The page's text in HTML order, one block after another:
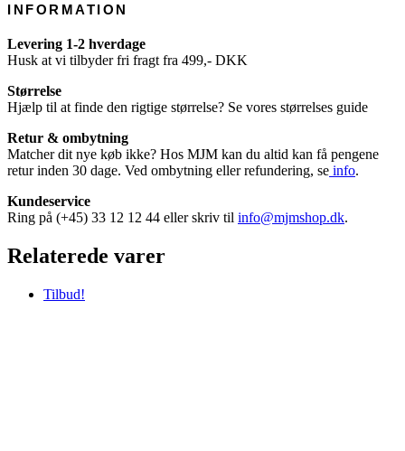
INFORMATION
Levering 1-2 hverdage
Husk at vi tilbyder fri fragt fra 499,- DKK
Størrelse
Hjælp til at finde den rigtige størrelse? Se vores størrelses guide
Retur & ombytning
Matcher dit nye køb ikke? Hos MJM kan du altid kan få pengene
retur inden 30 dage. Ved ombytning eller refundering, se info.
Kundeservice
Ring på (+45) 33 12 12 44 eller skriv til info@mjmshop.dk.
Relaterede varer
Tilbud!